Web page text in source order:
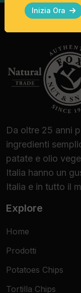
vegane e
Ideali
e
Le Taco
d'elezione per:
Bar, Pub e
l'offerta
distintivo.
Enoteche e
degustazioni
esaltare sia
artigianali
logistica
con una cena
aperitivo
Da oltre 25 anni
ingredienti
patate e olio
Italia hanno un
Italia e in tutto il
Explore
Home
Prodotti
Potatoes Chips
Tortilla Chips
Inizia Ora